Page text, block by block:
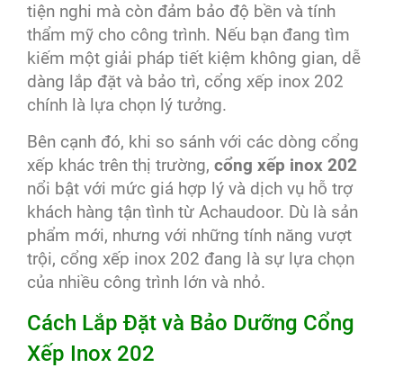
tiện nghi mà còn đảm bảo độ bền và tính
thẩm mỹ cho công trình. Nếu bạn đang tìm
kiếm một giải pháp tiết kiệm không gian, dễ
dàng lắp đặt và bảo trì, cổng xếp inox 202
chính là lựa chọn lý tưởng.
Bên cạnh đó, khi so sánh với các dòng cổng
xếp khác trên thị trường, cổng xếp inox 202
nổi bật với mức giá hợp lý và dịch vụ hỗ trợ
khách hàng tận tình từ Achaudoor. Dù là sản
phẩm mới, nhưng với những tính năng vượt
trội, cổng xếp inox 202 đang là sự lựa chọn
của nhiều công trình lớn và nhỏ.
Cách Lắp Đặt và Bảo Dưỡng Cổng
Xếp Inox 202